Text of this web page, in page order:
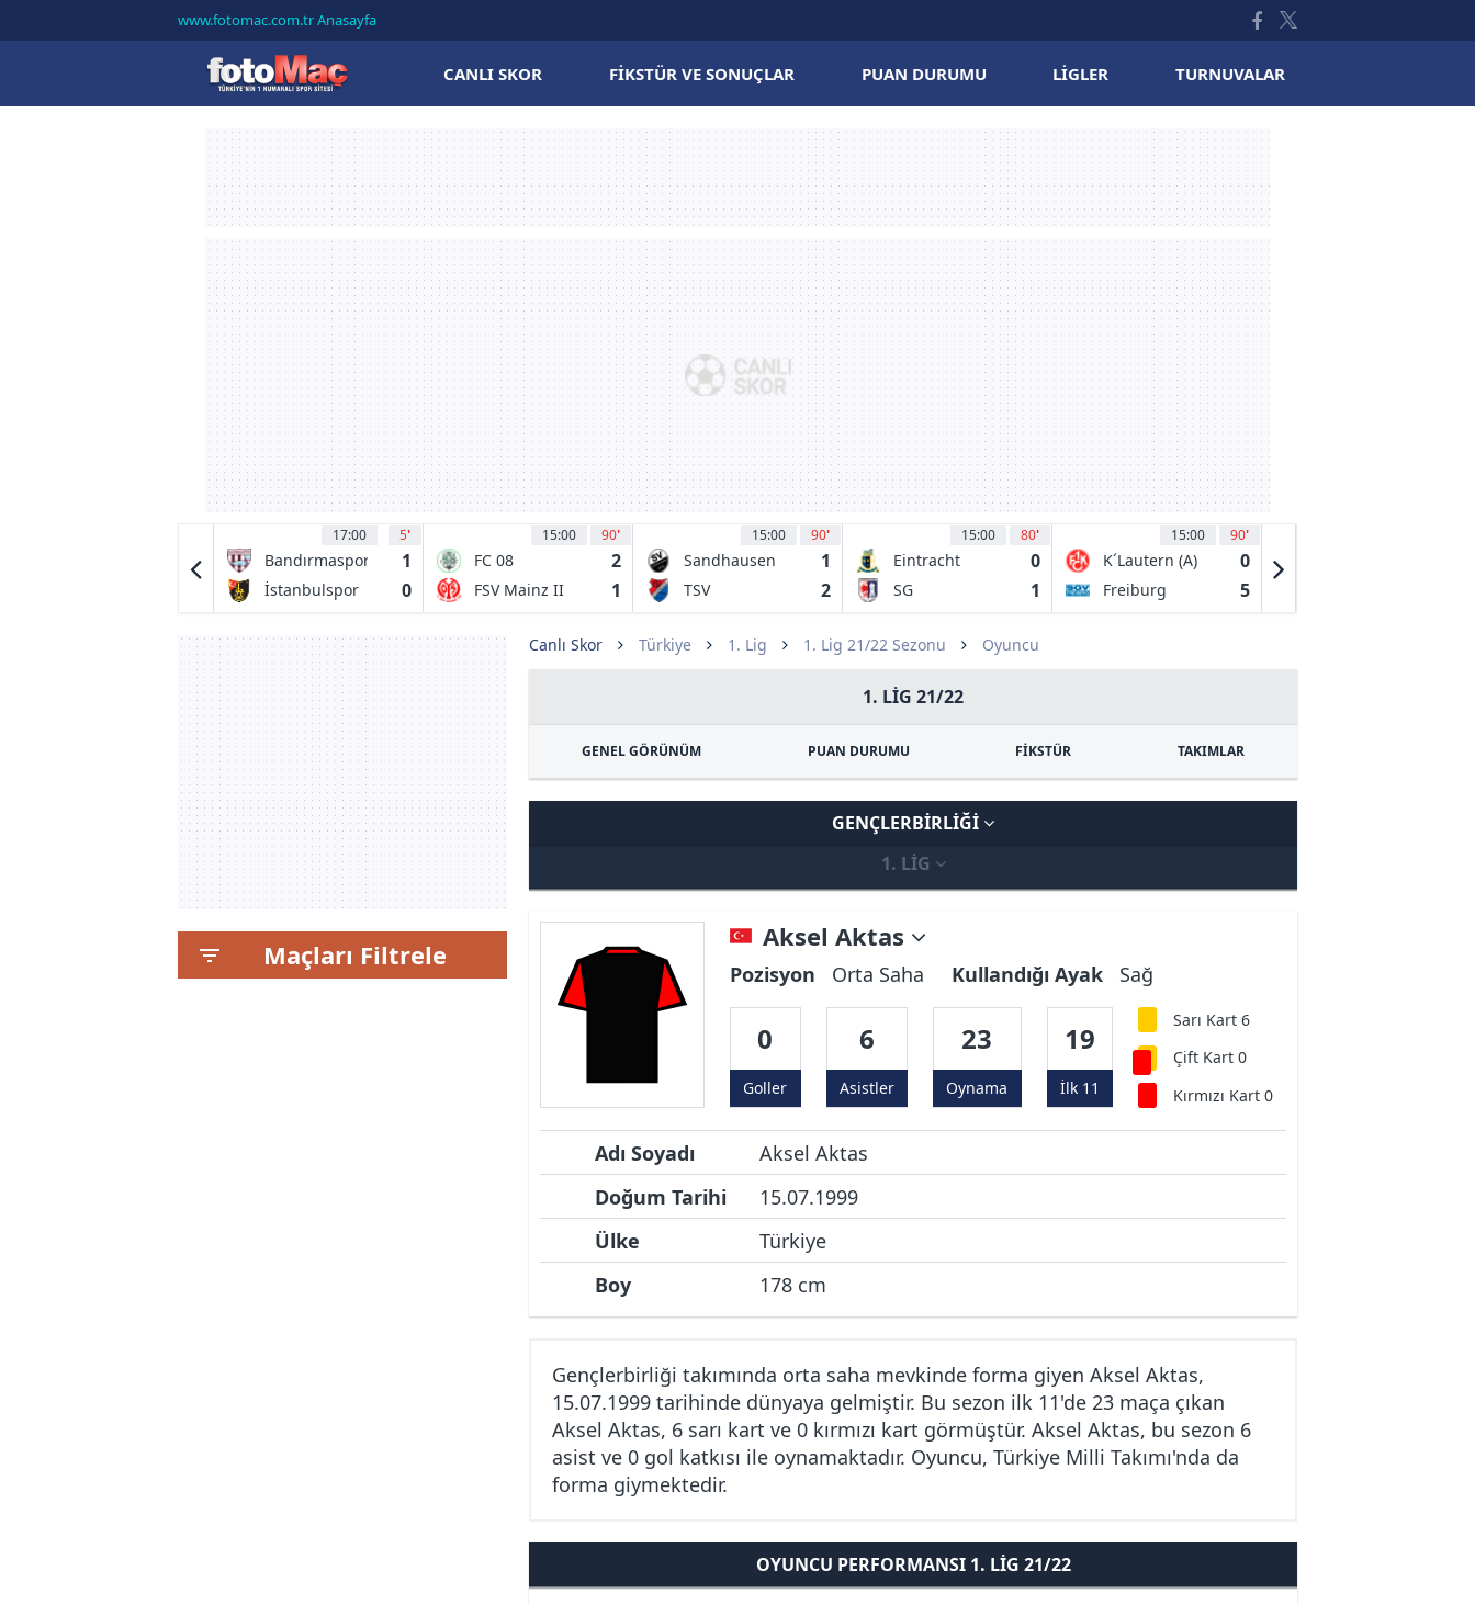
www.fotomac.com.tr Anasayfa
CANLI SKOR FIKSTÜR VE SONUÇLAR PUAN DURUMU LIGLER TURNUVALAR
0
17:00 5'
Bandırmaspor 1
İstanbulspor 0
15:00 90'
FC 08
Homburg-
2
FSV Mainz II 1
15:00 90'
Sandhausen 1
TSV
1921
2
15:00 80'
Eintracht
Trier
0
SG
Fulda-
1
15:00 90'
K´Lautern (A) 0
Freiburg 5
Maçları Filtrele
Canlı Skor Türkiye 1. Lig 1. Lig 21/22 Sezonu Oyuncu
1. LIG 21/22
GENEL GÖRÜNÜM PUAN DURUMU FİKSTÜR TAKIMLAR
GENÇLERBIRLIĞI
1. LIG
Aksel Aktas
Pozisyon Orta Saha Kullandığı Ayak Sağ
0
Goller
6
Asistler
23
Oynama
19
İlk 11
Sarı Kart 6
Çift Kart 0
Kırmızı Kart 0
Adı Soyadı
Aksel Aktas
Doğum Tarihi
15.07.1999
Ülke
Türkiye
Boy
178 cm
Gençlerbirliği takımında orta saha mevkinde forma giyen Aksel Aktas,
15.07.1999 tarihinde dünyaya gelmiştir. Bu sezon ilk 11'de 23 maça çıkan
Aksel Aktas, 6 sarı kart ve 0 kırmızı kart görmüştür. Aksel Aktas, bu sezon 6
asist ve 0 gol katkısı ile oynamaktadır. Oyuncu, Türkiye Milli Takımı'nda da
forma giymektedir.
OYUNCU PERFORMANSI 1. LIG 21/22